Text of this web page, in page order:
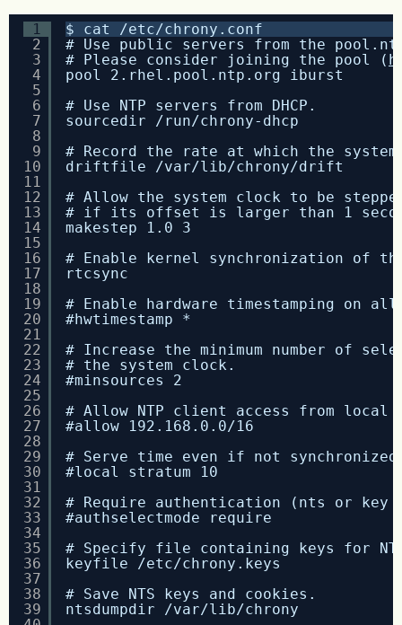
1
2
3
4
5
6
7
8
9
10
11
12
13
14
15
16
17
18
19
20
21
22
23
24
25
26
27
28
29
30
31
32
33
34
35
36
37
38
39
$ cat /etc/chrony.conf
# Use public servers from the
# Please consider joining the pool (
pool 2.rhel.pool.ntp.org iburst
# Use NTP servers from DHCP.
sourcedir /run/chrony-dhcp
# Record the rate at which the
driftfile /var/lib/chrony/drift
# Allow the system clock to be
# if its offset is larger than 1
makestep 1.0 3
# Enable kernel synchronization of
rtcsync
# Enable hardware timestamping on
#hwtimestamp *
# Increase the minimum number of
# the system clock.
#minsources 2
# Allow NTP client access from local
#allow 192.168.0.0/16
# Serve time even if not
#local stratum 10
# Require authentication (nts or key
#authselectmode require
# Specify file containing keys for
keyfile /etc/chrony.keys
# Save NTS keys and cookies.
ntsdumpdir /var/lib/chrony